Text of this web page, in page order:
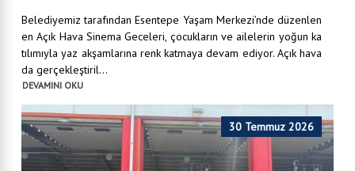
Belediyemiz tarafından Esentepe Yaşam Merkezi’nde düzenlen
en Açık Hava Sinema Geceleri, çocukların ve ailelerin yoğun ka
tılımıyla yaz akşamlarına renk katmaya devam ediyor. Açık hava
da gerçekleştiril...
DEVAMINI OKU
30 Temmuz 2026